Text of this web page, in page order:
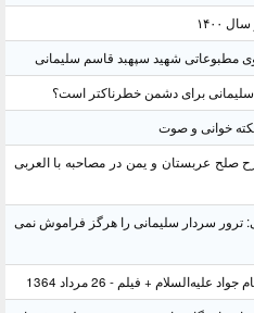
۱۴۰۰
مطبوعاتی شهید سپهبد قاسم سلیمانی
برای دشمن خطرناکتر است؟
خوانی و صوت
صلح عربستان و یمن در مصاحبه با العربی
سردار سلیمانی را هرگز فراموش نمی
+ فیلم - 26 مرداد 1364